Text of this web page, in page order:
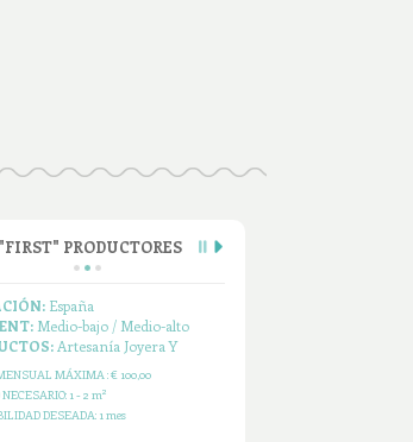
"FIRST" PRODUCTORES
España
Medio-bajo / Medio-alto
Artesanía Joyera Y
MÁXIMA :€ 10,00
30 - 50 m
DESEADA: 3 meses